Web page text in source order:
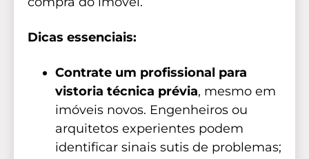
Dicas essenciais:
Contrate um profissional para
vistoria técnica prévia, mesmo em
imóveis novos. Engenheiros ou
arquitetos experientes podem
identificar sinais sutis de problemas;